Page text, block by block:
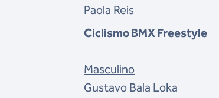
Paola Reis
Ciclismo BMX Freestyle
Masculino
Gustavo Bala Loka